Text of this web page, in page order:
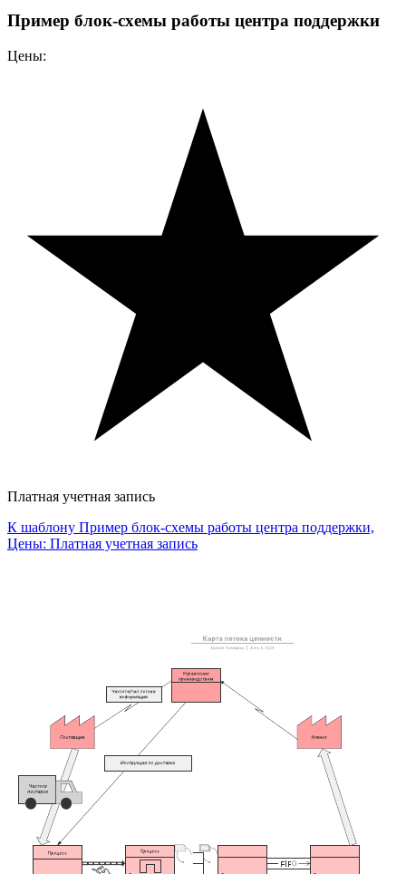
Пример блок-схемы работы центра поддержки
Цены:
Платная учетная запись
К шаблону Пример блок-схемы работы центра поддержки,
Цены: Платная учетная запись